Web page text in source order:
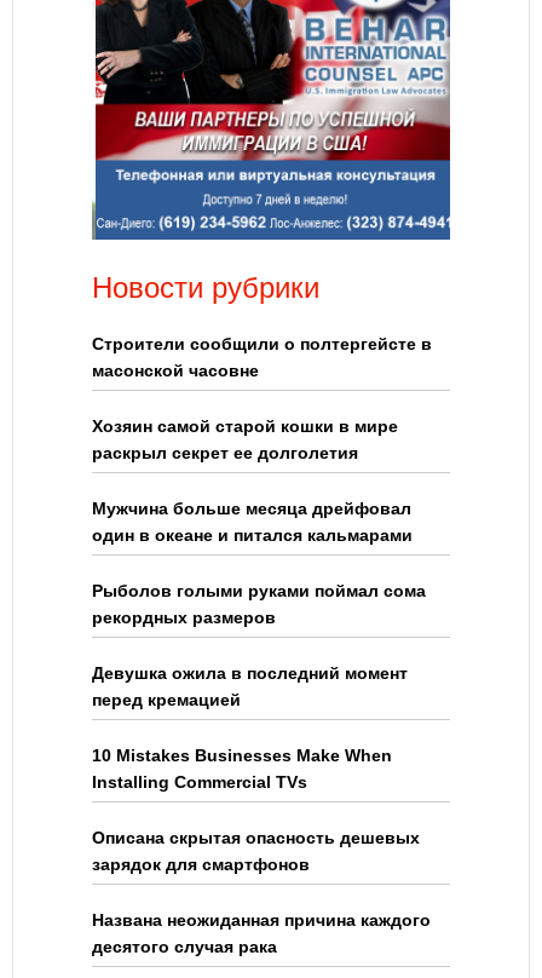
Новости рубрики
Строители сообщили о полтергейсте в
масонской часовне
Хозяин самой старой кошки в мире
раскрыл секрет ее долголетия
Мужчина больше месяца дрейфовал
один в океане и питался кальмарами
Рыболов голыми руками поймал сома
рекордных размеров
Девушка ожила в последний момент
перед кремацией
10 Mistakes Businesses Make When
Installing Commercial TVs
Описана скрытая опасность дешевых
зарядок для смартфонов
Названа неожиданная причина каждого
десятого случая рака